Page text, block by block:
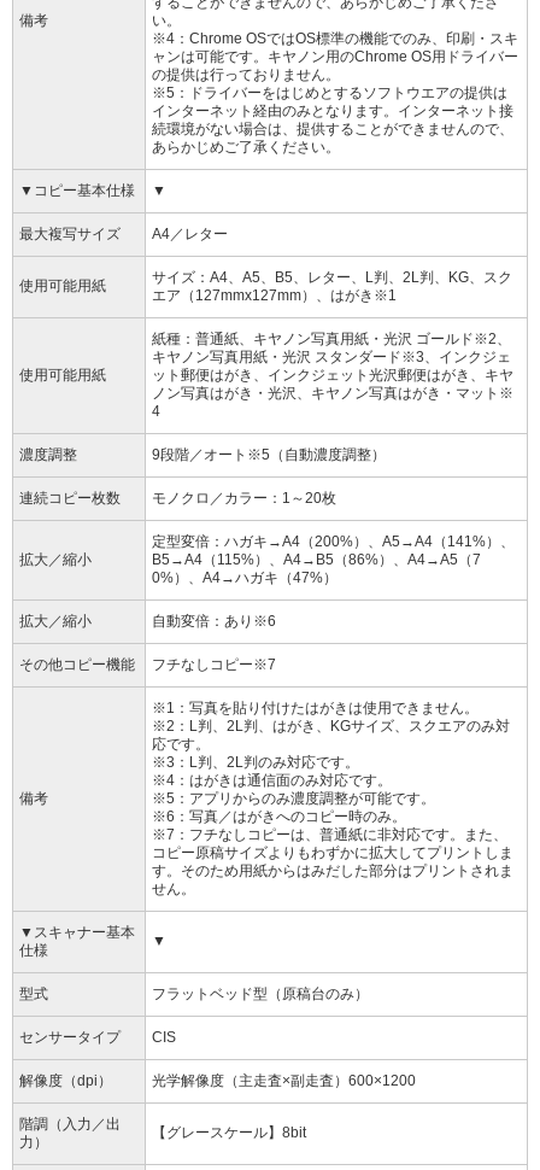
備考
い。
※4：Chrome OSではOS標準の機能でのみ、印刷・スキ
ャンは可能です。キヤノン用のChrome OS用ドライバー
の提供は行っておりません。
※5：ドライバーをはじめとするソフトウエアの提供は
インターネット経由のみとなります。インターネット接
続環境がない場合は、提供することができませんので、
あらかじめご了承ください。
▼コピー基本仕様 ▼
最大複写サイズ A4／レター
使用可能用紙
サイズ：A4、A5、B5、レター、L判、2L判、KG、スク
エア（127mmx127mm）、はがき※1
使用可能用紙
紙種：普通紙、キヤノン写真用紙・光沢 ゴールド※2、
キヤノン写真用紙・光沢 スタンダード※3、インクジェ
ット郵便はがき、インクジェット光沢郵便はがき、キヤ
ノン写真はがき・光沢、キヤノン写真はがき・マット※
4
濃度調整 9段階／オート※5（自動濃度調整）
連続コピー枚数 モノクロ／カラー：1～20枚
拡大／縮小
定型変倍：ハガキ→A4（200%）、A5→A4（141%）、
B5→A4（115%）、A4→B5（86%）、A4→A5（7
0%）、A4→ハガキ（47%）
拡大／縮小 自動変倍：あり※6
その他コピー機能 フチなしコピー※7
備考
※1：写真を貼り付けたはがきは使用できません。
※2：L判、2L判、はがき、KGサイズ、スクエアのみ対
応です。
※3：L判、2L判のみ対応です。
※4：はがきは通信面のみ対応です。
※5：アプリからのみ濃度調整が可能です。
※6：写真／はがきへのコピー時のみ。
※7：フチなしコピーは、普通紙に非対応です。また、
コピー原稿サイズよりもわずかに拡大してプリントしま
す。そのため用紙からはみだした部分はプリントされま
せん。
▼スキャナー基本
仕様
▼
型式 フラットベッド型（原稿台のみ）
センサータイプ CIS
解像度（dpi） 光学解像度（主走査×副走査）600×1200
階調（入力／出
力）
【グレースケール】8bit